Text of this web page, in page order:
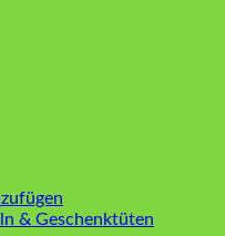
& Geschenktüten